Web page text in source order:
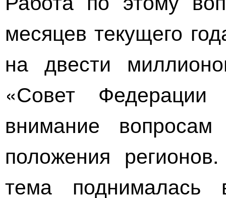
месяцев текущего
на двести
«Совет Федерации
внимание вопросам
положения
тема поднималась